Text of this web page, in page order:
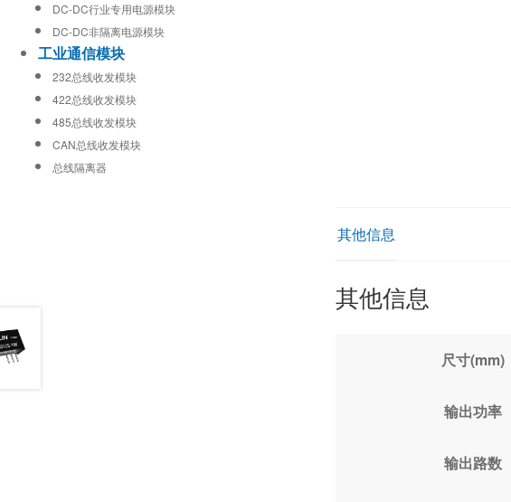
其他信息
其他信息
尺寸(mm)
输出功率
输出路数
DC-DC行业专用电源模块
DC-DC非隔离电源模块
工业通信模块
232总线收发模块
422总线收发模块
485总线收发模块
CAN总线收发模块
总线隔离器